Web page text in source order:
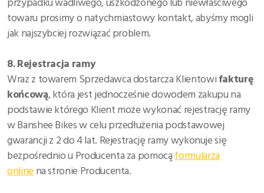
towaru prosimy o natychmiastowy kontakt, abyśmy mogli
jak najszybciej rozwiązać problem.
8. Rejestracja ramy
Wraz z towarem Sprzedawca dostarcza Klientowifakturę
końcową, która jest jednocześnie dowodem zakupu na
podstawie którego Klient może wykonać rejestrację ramy
w Banshee Bikes w celu przedłużenia podstawowej
gwarancji z 2 do 4 lat. Rejestrację ramy wykonuje się
bezpośrednio u Producenta za pomocąformularza
onlinena stronie Producenta.